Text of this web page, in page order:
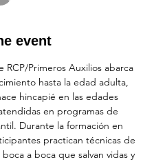
event
RCP/Primeros Auxilios abarca
hasta la edad adulta,
hincapié en las edades
en programas de
Durante la formación en
practican técnicas de
a boca que salvan vidas y